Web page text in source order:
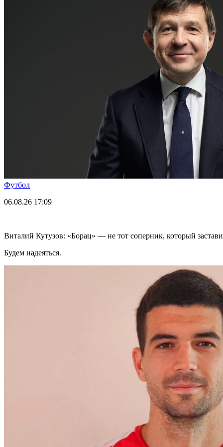
Футбол
06.08.26 17:09
Виталий Кутузов: «Борац» — не тот соперник, который
Будем надеяться.